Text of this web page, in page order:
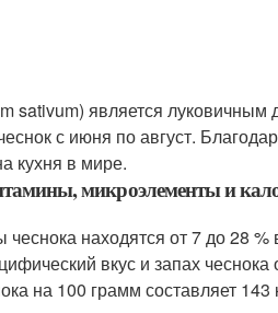
sativum) является
с июня по август.
кухня в мире.
микроэлементы и
чеснока находятся от 7 до 28
вкус и запах
на 100 грамм составляет 143